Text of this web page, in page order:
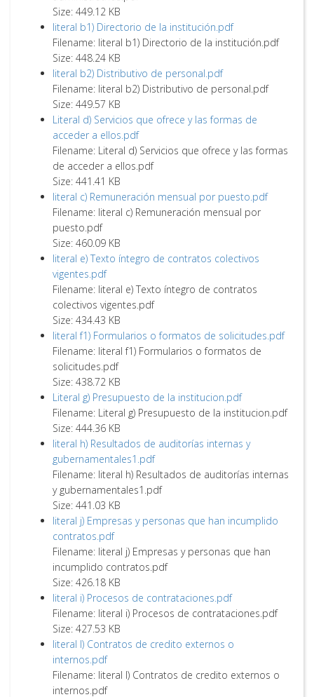
Size: 449.12 KB
literal b1) Directorio de la institución.pdf
Filename: literal b1) Directorio de la institución.pdf
Size: 448.24 KB
literal b2) Distributivo de personal.pdf
Filename: literal b2) Distributivo de personal.pdf
Size: 449.57 KB
Literal d) Servicios que ofrece y las formas de
acceder a ellos.pdf
Filename: Literal d) Servicios que ofrece y las formas
de acceder a ellos.pdf
Size: 441.41 KB
literal c) Remuneración mensual por puesto.pdf
Filename: literal c) Remuneración mensual por
puesto.pdf
Size: 460.09 KB
literal e) Texto íntegro de contratos colectivos
vigentes.pdf
Filename: literal e) Texto íntegro de contratos
colectivos vigentes.pdf
Size: 434.43 KB
literal f1) Formularios o formatos de solicitudes.pdf
Filename: literal f1) Formularios o formatos de
solicitudes.pdf
Size: 438.72 KB
Literal g) Presupuesto de la institucion.pdf
Filename: Literal g) Presupuesto de la institucion.pdf
Size: 444.36 KB
literal h) Resultados de auditorías internas y
gubernamentales1.pdf
Filename: literal h) Resultados de auditorías internas
y gubernamentales1.pdf
Size: 441.03 KB
literal j) Empresas y personas que han incumplido
contratos.pdf
Filename: literal j) Empresas y personas que han
incumplido contratos.pdf
Size: 426.18 KB
literal i) Procesos de contrataciones.pdf
Filename: literal i) Procesos de contrataciones.pdf
Size: 427.53 KB
literal l) Contratos de credito externos o
internos.pdf
Filename: literal l) Contratos de credito externos o
internos.pdf